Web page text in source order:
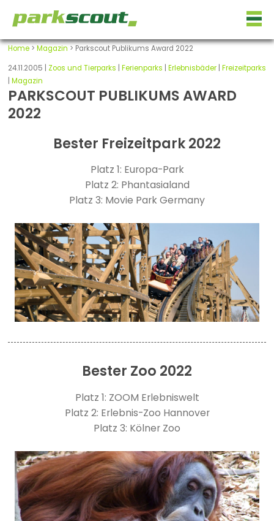
Home> Magazin > Parkscout Publikums Award 2022
24.11.2005 | Zoos und Tierparks Ferienparks Erlebnisbäder| Freizeitparks
Magazin
PARKSCOUT PUBLIKUMS AWARD
2022
Bester Freizeitpark 2022
Platz 1: Europa-Park
Platz 2: Phantasialand
Platz 3: Movie Park Germany
Bester Zoo 2022
Platz 1: ZOOM Erlebniswelt
Platz 2: Erlebnis-Zoo Hannover
Platz 3: Kölner Zoo